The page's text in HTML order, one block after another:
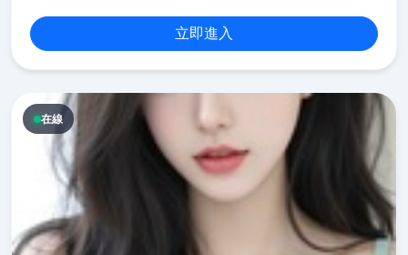
立即進入
在線